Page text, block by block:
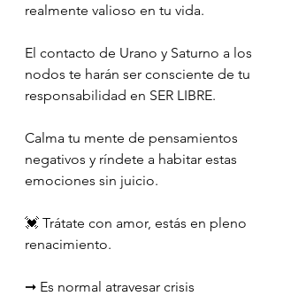
realmente valioso en tu vida.
El contacto de Urano y Saturno a los
nodos te harán ser consciente de tu
responsabilidad en SER LIBRE.
Calma tu mente de pensamientos
negativos y ríndete a habitar estas
emociones sin juicio.
💓 Trátate con amor, estás en pleno
renacimiento.
➞ Es normal atravesar crisis